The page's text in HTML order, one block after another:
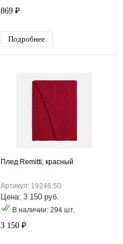
869 ₽
Подробнее
Плед Remitti, красный
Артикул: 19246.50
Цена: 3 150 руб.
В наличии: 294 шт.
3 150 ₽